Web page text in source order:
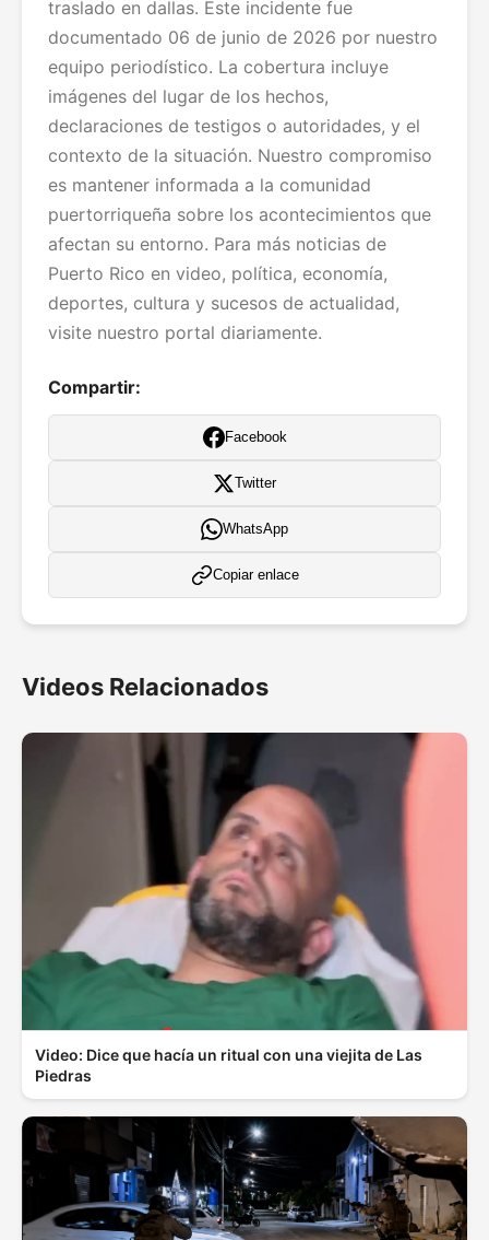
traslado en dallas. Este incidente fue
documentado 06 de junio de 2026 por nuestro
equipo periodístico. La cobertura incluye
imágenes del lugar de los hechos,
declaraciones de testigos o autoridades, y el
contexto de la situación. Nuestro compromiso
es mantener informada a la comunidad
puertorriqueña sobre los acontecimientos que
afectan su entorno. Para más noticias de
Puerto Rico en video, política, economía,
deportes, cultura y sucesos de actualidad,
visite nuestro portal diariamente.
Compartir:
Facebook
Twitter
WhatsApp
Copiar enlace
Videos Relacionados
Video: Dice que hacía un ritual con una viejita de Las
Piedras